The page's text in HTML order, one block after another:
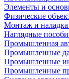
Элементы и
Физические
Монтаж и наладка
Наглядные
Промышленная
Промышленные
Промышленные
Промышленные